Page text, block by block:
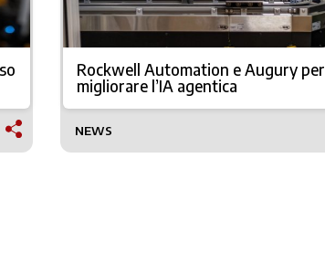
Rockwell Automation e Augury per
migliorare l’IA agentica
NEWS